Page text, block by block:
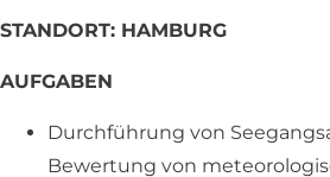
STANDORT: HAMBURG
AUFGABEN
Durchführung von
Bewertung von